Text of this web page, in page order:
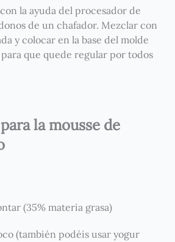
la ayuda del procesador de
de un chafador. Mezclar con
y colocar en la base del molde
que quede regular por todos
la mousse de
(35% materia grasa)
(también podéis usar yogur